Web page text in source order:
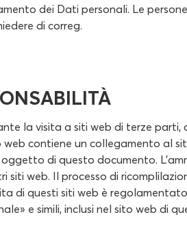
dei Dati personali. Le
di correg.
la visita a siti web di terze parti,
web contiene un collegamento al
di questo documento.
siti web. Il processo di
di questi siti web è
e simili, inclusi nel sito web di